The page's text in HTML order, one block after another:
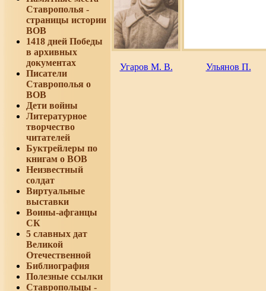
Ставрополья -
страницы истории
ВОВ
1418 дней Победы
в архивных
документах
Писатели
Ставрополья о
ВОВ
Дети войны
Литературное
творчество
читателей
Буктрейлеры по
книгам о ВОВ
Неизвестный
солдат
Виртуальные
выставки
Воины-афганцы
СК
5 славных дат
Великой
Отечественной
Библиография
Полезные ссылки
Ставропольцы -
Угаров М. В. Ульянов П.